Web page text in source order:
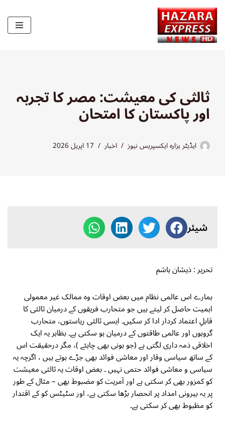
Skip
to
ثالثی کی معیشت: مصر کا تجربہ
اور پاکستان کا امتحان
ایڈیٹر ہزارہ ایکسپریس نیوز اخبار 17 اپریل 2026
شیئر
تحریر : ذیشان ہاشم
ہمارے اس عالمی نظام میں بعض اوقات وہ ممالک غیر معمولی
اہمیت حاصل کر لیتے ہیں جو متحارب فریقوں کے درمیان ثالثی کا
قابلِ اعتماد کردار ادا کر سکیں۔ ایسی ثالثی ریاستوں، متحارب
گروہوں اور عالمی طاقتوں کے درمیان ہو سکتی ہے۔ بظاہر یہ ایک
اخلاقی ذمہ داری لگتی ہے (جو ہونی بھی چاہئے )، مگر درحقیقت اس
کے ساتھ سیاسی وقار اور معاشی فوائد بھی جڑے ہوتے ہیں ، اگرچہ یہ
سیاسی و معاشی فوائد حتمی نہیں ۔ بعض اوقات یہ ثالثی معیشت
کو کمزور بھی کر سکتی ہے اور آمریت کو مضبوط بھی – مثال کے طور
پر یہ بیرونی امداد پر انحصار بڑھا سکتی ہے، اور سٹیٹس کو کے اقتدار
کو مظبوط بھی کر سکتی ہے۔